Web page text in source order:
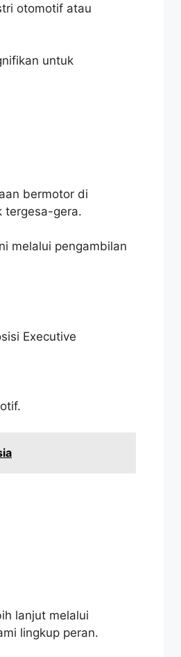
otomotif atau
untuk
bermotor di
tergesa-gera.
melalui pengambilan
Executive
lanjut melalui
lingkup peran.